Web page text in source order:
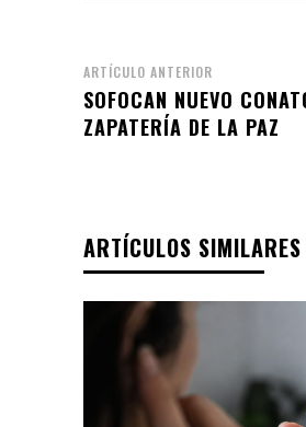
ARTÍCULO ANTERIOR
SOFOCAN NUEVO
ZAPATERÍA DE LA PAZ
ARTÍCULOS SIMILARES